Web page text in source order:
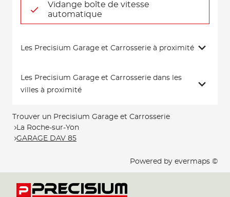
Vidange boîte de vitesse
automatique
Les Precisium Garage et Carrosserie à proximité
Les Precisium Garage et Carrosserie dans les
villes à proximité
Trouver un Precisium Garage et Carrosserie
La Roche-sur-Yon
GARAGE DAV 85
Powered by evermaps ©